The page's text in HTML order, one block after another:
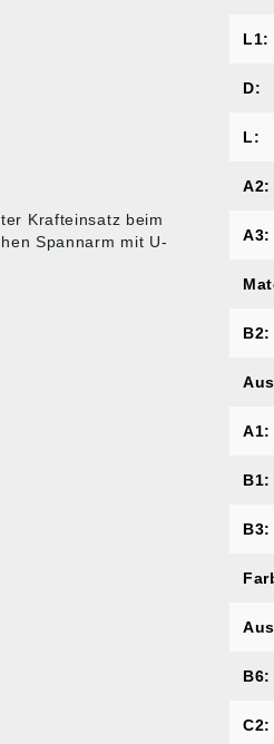
Krafteinsatz beim
Spannarm mit U-
L1:
D:
L:
A2:
A3:
B2:
A1:
B1:
B3:
B6:
C2: